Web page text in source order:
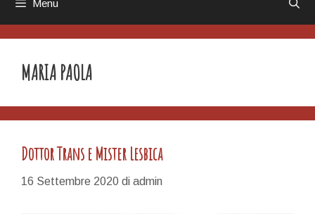
Menu
MARIA PAOLA
Dottor Trans e Mister Lesbica
16 Settembre 2020 di admin